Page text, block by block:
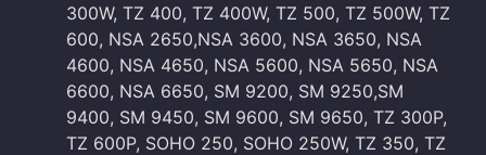
300W, TZ 400, TZ 400W, TZ 500, TZ 500W, TZ
600, NSA 2650,NSA 3600, NSA 3650, NSA
4600, NSA 4650, NSA 5600, NSA 5650, NSA
6600, NSA 6650, SM 9200, SM 9250,SM
9400, SM 9450, SM 9600, SM 9650, TZ 300P,
TZ 600P, SOHO 250, SOHO 250W, TZ 350, TZ